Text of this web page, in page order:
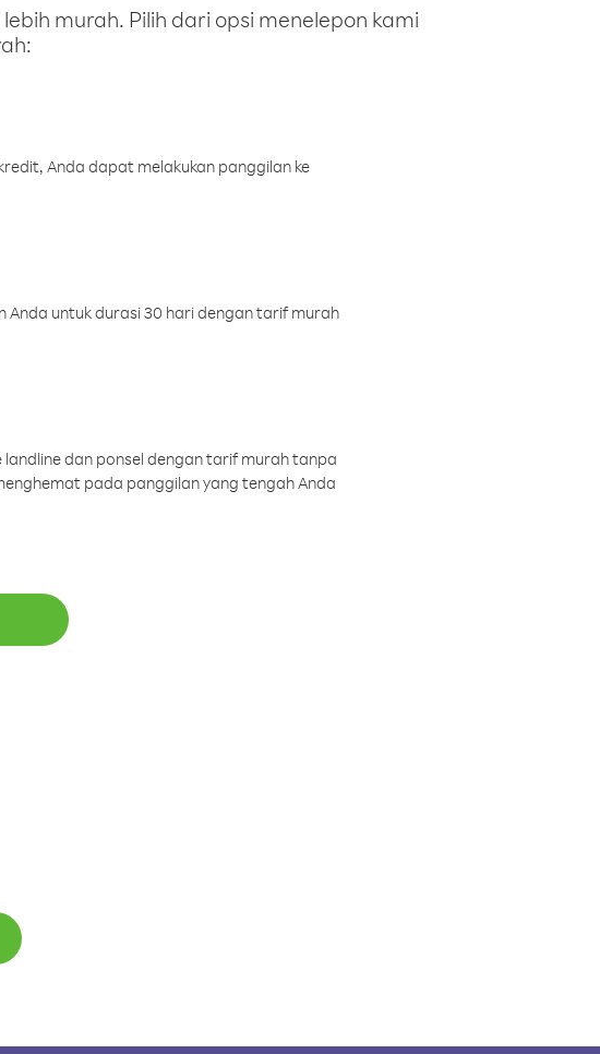
murah. Pilih dari opsi menelepon kami
Anda dapat melakukan panggilan ke
Anda untuk durasi 30 hari dengan tarif murah
dan ponsel dengan tarif murah tanpa
pada panggilan yang tengah Anda